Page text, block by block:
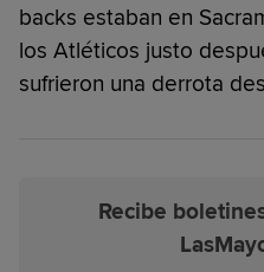
backs estaban en
los Atléticos justo
sufrieron una derrota
Recibe